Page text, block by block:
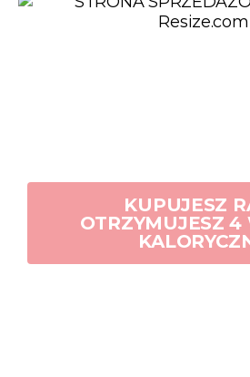
KUPUJESZ
OTRZYMUJESZ 4